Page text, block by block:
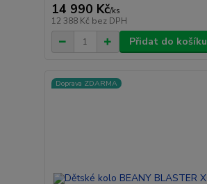
14 990 Kč/ks
12 388 Kč bez DPH
Přidat do košíku
Doprava ZDARMA